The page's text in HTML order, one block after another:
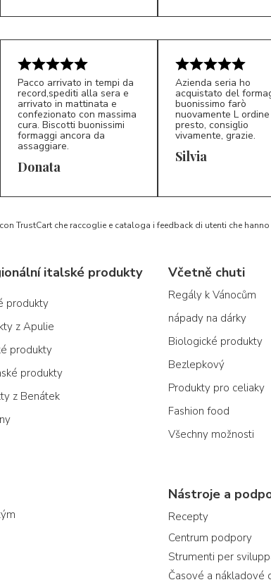
D*
Pacco arrivato in tempi da
record,spediti alla sera e
arrivato in mattinata e
confezionato con massima
cura. Biscotti buonissimi
formaggi ancora da
assaggiare.
Donata S*
Azienda seria ho
acquistato del
buonissimo farò
nuovamente L
presto, consiglio
vivamente, grazie.
Silvia
TrustCart che raccoglie e cataloga i feedback di utenti che
italské produkty
produkty
z Apulie
produkty
produkty
z Benátek
Včetně chuti
Regály k Vánocům
nápady na dárky
Biologické produkty
Bezlepkový
Produkty pro celiaky
Fashion food
Všechny možnosti
Nástroje a
Recepty
Centrum podpory
Strumenti per
Časové a nákladové